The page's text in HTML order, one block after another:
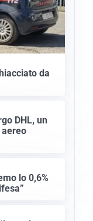
da
DHL, un
lo 0,6%